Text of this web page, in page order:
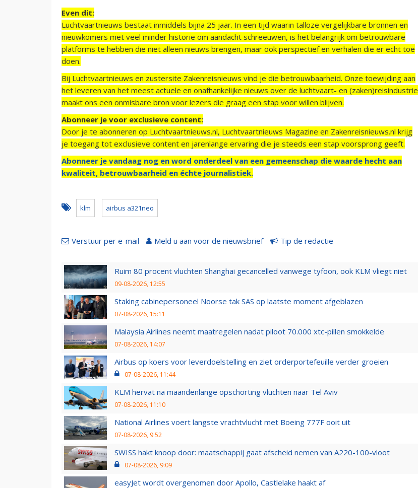
Even dit:
Luchtvaartnieuws bestaat inmiddels bijna 25 jaar. In een tijd waarin talloze vergelijkbare bronnen en
nieuwkomers met veel minder historie om aandacht schreeuwen, is het belangrijk om betrouwbare
platforms te hebben die niet alleen nieuws brengen, maar ook perspectief en verhalen die er echt toe
doen.
Bij Luchtvaartnieuws en zustersite Zakenreisnieuws vind je die betrouwbaarheid. Onze toewijding aan
het leveren van het meest actuele en onafhankelijke nieuws over de luchtvaart- en (zaken)reisindustrie
maakt ons een onmisbare bron voor lezers die graag een stap voor willen blijven.
Abonneer je voor exclusieve content:
Door je te abonneren op Luchtvaartnieuws.nl, Luchtvaartnieuws Magazine en Zakenreisnieuws.nl krijg
je toegang tot exclusieve content en jarenlange ervaring die je steeds een stap voorsprong geeft.
Abonneer je vandaag nog en word onderdeel van een gemeenschap die waarde hecht aan
kwaliteit, betrouwbaarheid en échte journalistiek.
klm airbus a321neo
Verstuur per e-mail Meld u aan voor de nieuwsbrief Tip de redactie
Ruim 80 procent vluchten Shanghai gecancelled vanwege tyfoon, ook KLM vliegt niet
09-08-2026, 12:55
Staking cabinepersoneel Noorse tak SAS op laatste moment afgeblazen
07-08-2026, 15:11
Malaysia Airlines neemt maatregelen nadat piloot 70.000 xtc-pillen smokkelde
07-08-2026, 14:07
Airbus op koers voor leverdoelstelling en ziet orderportefeuille verder groeien
07-08-2026, 11:44
KLM hervat na maandenlange opschorting vluchten naar Tel Aviv
07-08-2026, 11:10
National Airlines voert langste vrachtvlucht met Boeing 777F ooit uit
07-08-2026, 9:52
SWISS hakt knoop door: maatschappij gaat afscheid nemen van A220-100-vloot
07-08-2026, 9:09
easyJet wordt overgenomen door Apollo, Castlelake haakt af